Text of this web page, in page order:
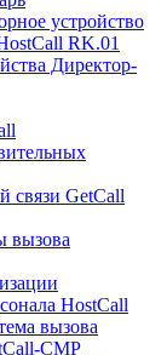
устройство
RK.01
Директор-
связи GetCall
вызова
HostCall
вызова
CMP